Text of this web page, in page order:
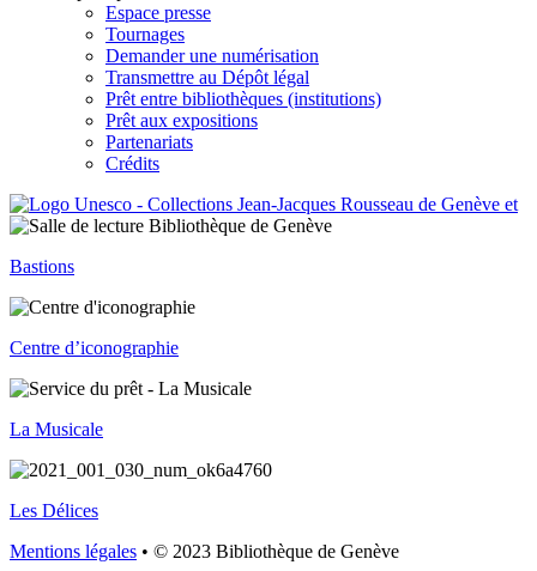
Espace presse
Tournages
Demander une numérisation
Transmettre au Dépôt légal
Prêt entre bibliothèques (institutions)
Prêt aux expositions
Partenariats
Crédits
Bastions
Centre d’iconographie
La Musicale
Les Délices
Mentions légales • © 2023 Bibliothèque de Genève